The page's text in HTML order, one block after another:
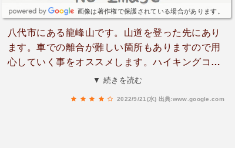
画像は著作権で保護されている場合があります。
八代市にある龍峰山です。山道を登った先にあり
ます。車での離合が難しい箇所もありますので用
心していく事をオススメします。ハイキングコー
スにもなっていますので、登山グッズを身にまと
▼ 続きを読む
2022/9/21(水) 出典:www.google.com